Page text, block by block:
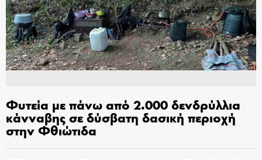
Φυτεία με πάνω από 2.000 δενδρύλλια
κάνναβης σε δύσβατη δασική περιοχή
στην Φθιώτιδα